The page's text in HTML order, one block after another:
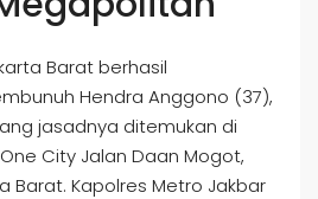
Barat berhasil
Hendra Anggono (37),
jasadnya ditemukan di
City Jalan Daan Mogot,
Barat. Kapolres Metro Jakbar